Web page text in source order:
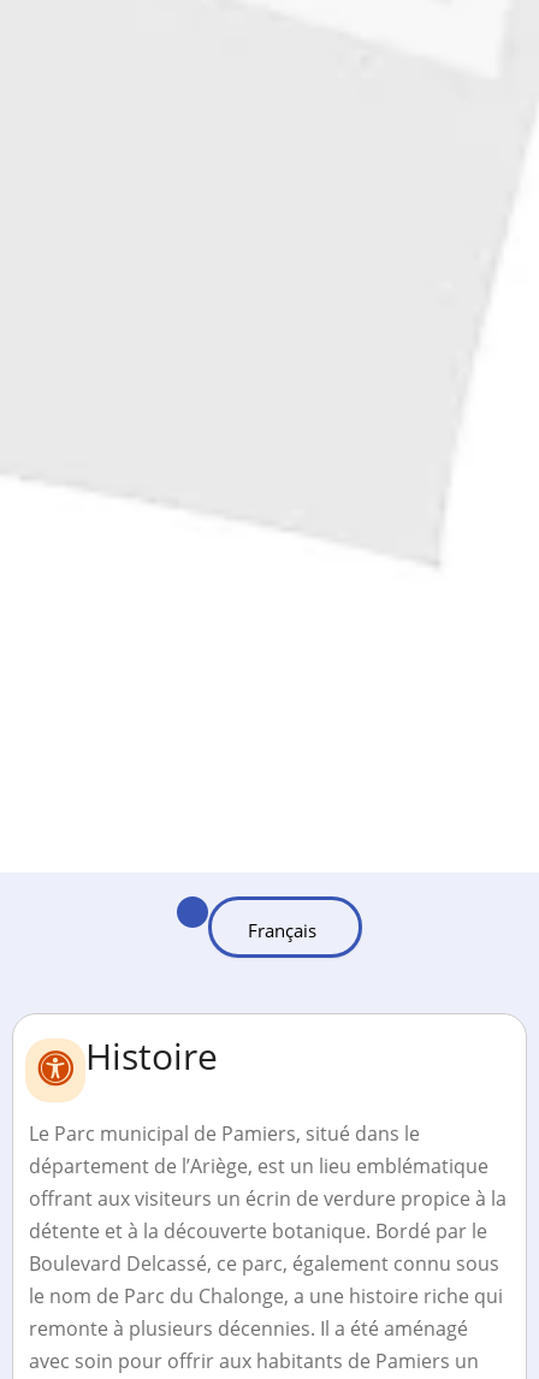
Histoire
Le Parc municipal de Pamiers, situé dans le
département de l’Ariège, est un lieu emblématique
offrant aux visiteurs un écrin de verdure propice à la
détente et à la découverte botanique. Bordé par le
Boulevard Delcassé, ce parc, également connu sous
le nom de Parc du Chalonge, a une histoire riche qui
remonte à plusieurs décennies. Il a été aménagé
avec soin pour offrir aux habitants de Pamiers un